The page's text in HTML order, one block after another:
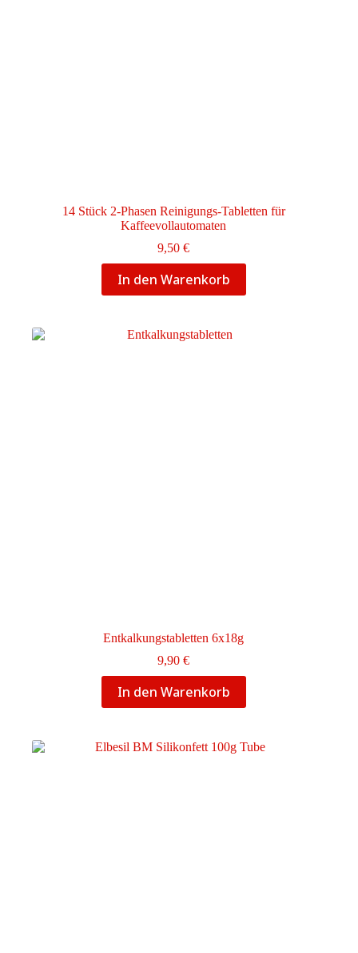
14 Stück 2-Phasen Reinigungs-Tabletten für
Kaffeevollautomaten
9,50€
In den Warenkorb
Entkalkungstabletten 6x18g
9,90€
In den Warenkorb